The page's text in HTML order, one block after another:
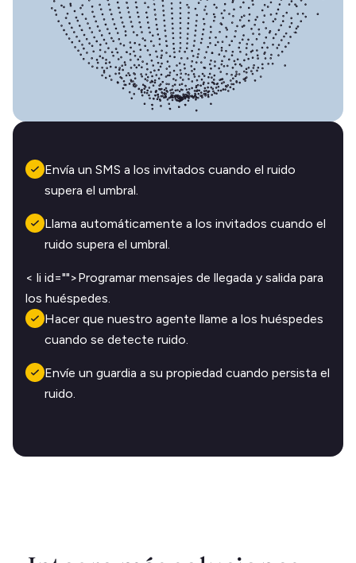
Envía un SMS a los invitados cuando el ruido
supera el umbral.
Llama automáticamente a los invitados cuando el
ruido supera el umbral.
< li id="">Programar mensajes de llegada y salida para
los huéspedes.
Hacer que nuestro agente llame a los huéspedes
cuando se detecte ruido.
Envíe un guardia a su propiedad cuando persista el
ruido.